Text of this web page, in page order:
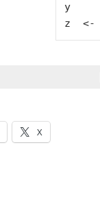
y
z  <-
X